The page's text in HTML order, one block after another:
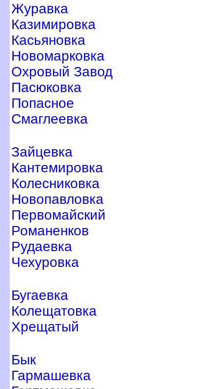
Журавка
Казимировка
Касьяновка
Новомарковка
Охровый Завод
Пасюковка
Попасное
Смаглеевка
Зайцевка
Кантемировка
Колесниковка
Новопавловка
Первомайский
Романенко
Рудаевка
Чехуровка
Бугаевка
Колещатовка
Хрещатый
Бык
Гармашевка